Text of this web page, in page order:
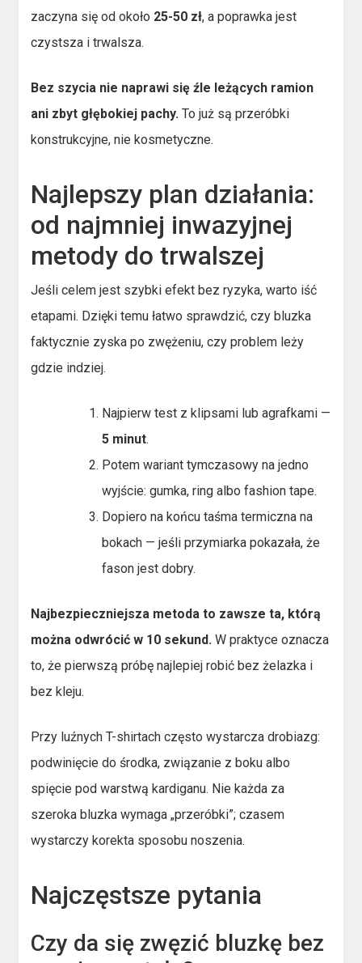
zaczyna się od około 25-50 zł, a poprawka jest
czystsza i trwalsza.
Bez szycia nie naprawi się źle leżących ramion
ani zbyt głębokiej pachy. To już są przeróbki
konstrukcyjne, nie kosmetyczne.
Najlepszy plan działania:
od najmniej inwazyjnej
metody do trwalszej
Jeśli celem jest szybki efekt bez ryzyka, warto iść
etapami. Dzięki temu łatwo sprawdzić, czy bluzka
faktycznie zyska po zwężeniu, czy problem leży
gdzie indziej.
Najpierw test z klipsami lub agrafkami —
5 minut.
Potem wariant tymczasowy na jedno
wyjście: gumka, ring albo fashion tape.
Dopiero na końcu taśma termiczna na
bokach — jeśli przymiarka pokazała, że
fason jest dobry.
Najbezpieczniejsza metoda to zawsze ta, którą
można odwrócić w 10 sekund. W praktyce oznacza
to, że pierwszą próbę najlepiej robić bez żelazka i
bez kleju.
Przy luźnych T-shirtach często wystarcza drobiazg:
podwinięcie do środka, związanie z boku albo
spięcie pod warstwą kardiganu. Nie każda za
szeroka bluzka wymaga „przeróbki”; czasem
wystarczy korekta sposobu noszenia.
Najczęstsze pytania
Czy da się zwęzić bluzkę bez